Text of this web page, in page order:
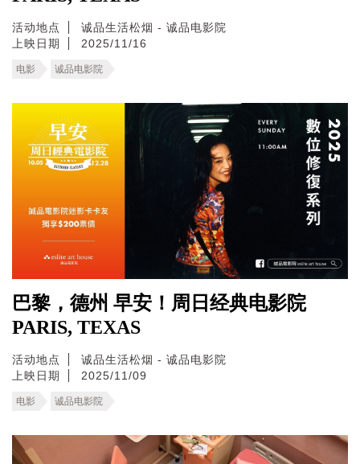
活动地点
诚品生活松烟 - 诚品电影院
上映日期
2025/11/16
电影 诚品电影院
巴黎，德州 早安！周日经典电影院
PARIS, TEXAS
活动地点
诚品生活松烟 - 诚品电影院
上映日期
2025/11/09
电影 诚品电影院